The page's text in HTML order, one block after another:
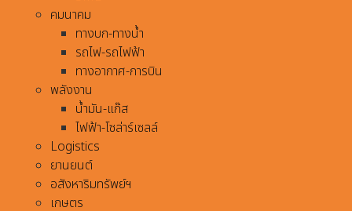
คมนาคม
ทางบก-ทางน้ำ
รถไฟ-รถไฟฟ้า
ทางอากาศ-การบิน
พลังงาน
น้ำมัน-แก๊ส
ไฟฟ้า-โซล่าร์เซลล์
Logistics
ยานยนต์
อสังหาริมทรัพย์ฯ
เกษตร